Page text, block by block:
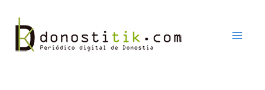
contenido